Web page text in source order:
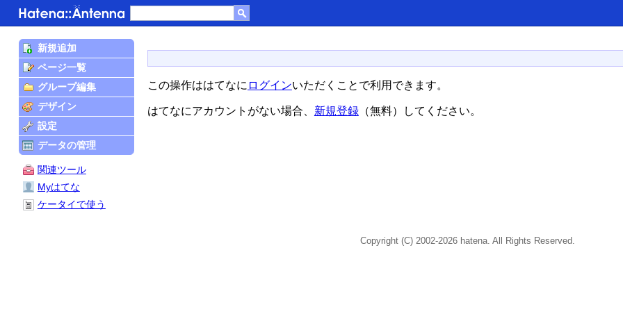
この操作ははてなに ログインいただくことで利用できます。
はてなにアカウントがない場合、 新規登録（無料）してください。
新規追加
ページ一覧
グループ編集
デザイン
設定
データの管理
関連ツール
Myはてな
ケータイで使う
Copyright (C) 2002-2026 hatena. All Rights Reserved.